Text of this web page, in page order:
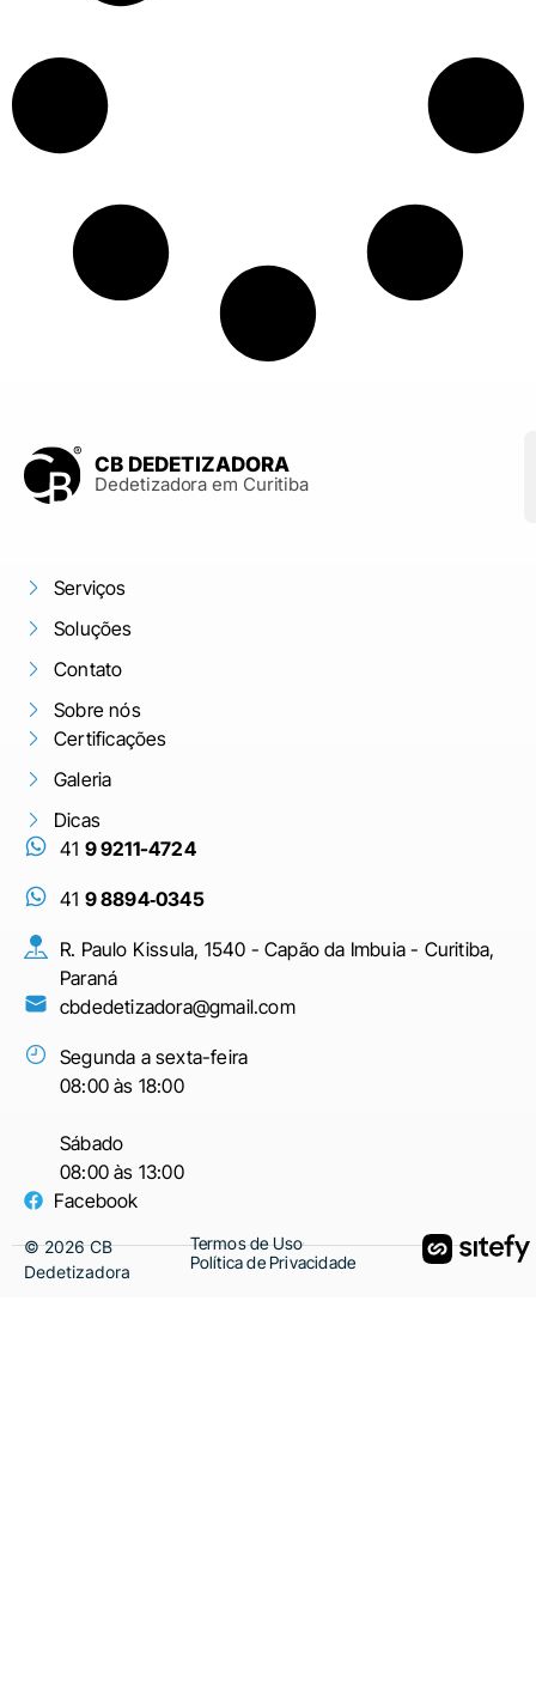
CB DEDETIZADORA
Dedetizadora em Curitiba
Serviços
Soluções
Contato
Sobre nós
Certificações
Galeria
Dicas
41 9 9211-4724
41 9 8894‑0345‬
R. Paulo Kissula, 1540 - Capão da Imbuia - Curitiba,
Paraná
cbdedetizadora@gmail.com
Segunda a sexta-feira
08:00 às 18:00
Sábado
08:00 às 13:00
Facebook
©2026CB
Dedetizadora
Termos de Uso
Política de Privacidade